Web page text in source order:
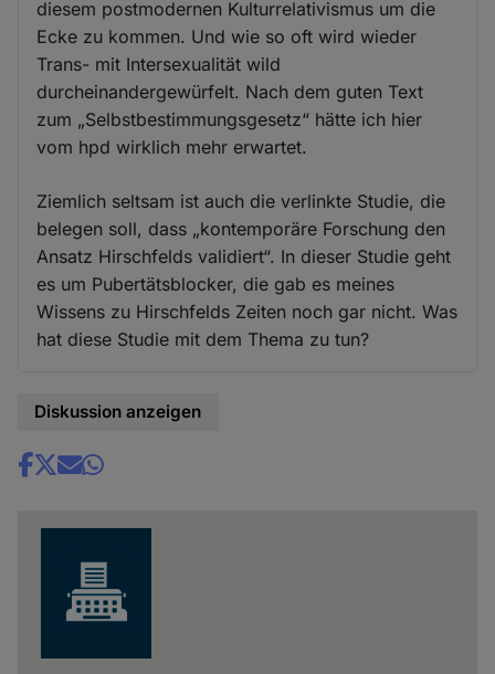
diesem postmodernen Kulturrelativismus um die
Ecke zu kommen. Und wie so oft wird wieder
Trans- mit Intersexualität wild
durcheinandergewürfelt. Nach dem guten Text
zum „Selbstbestimmungsgesetz“ hätte ich hier
vom hpd wirklich mehr erwartet.
Ziemlich seltsam ist auch die verlinkte Studie, die
belegen soll, dass „kontemporäre Forschung den
Ansatz Hirschfelds validiert“. In dieser Studie geht
es um Pubertätsblocker, die gab es meines
Wissens zu Hirschfelds Zeiten noch gar nicht. Was
hat diese Studie mit dem Thema zu tun?
Diskussion anzeigen
Share